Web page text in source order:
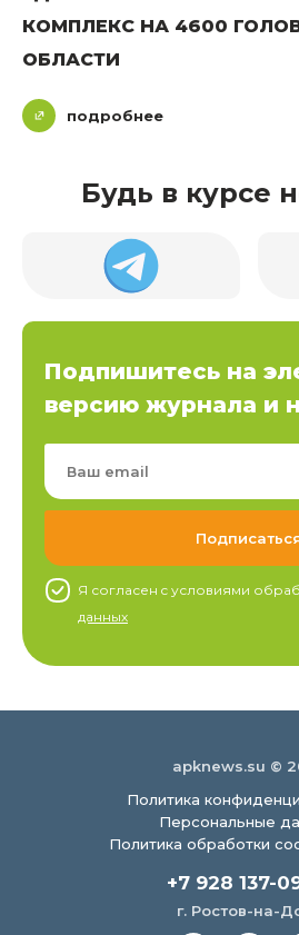
КОМПЛЕКС НА 4600
ОБЛАСТИ
подробнее
Будь в курсе
Подпишитесь на
версию журнала и
Я согласен c условиями
данных
apknews.su ©
Политика
Персональные
Политика обработки
+7 928 137-
г. Ростов-на-